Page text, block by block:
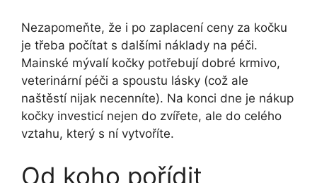
Nezapomeňte, že i po zaplacení ceny za kočku
je třeba počítat s dalšími náklady na péči.
Mainské mývalí kočky potřebují dobré krmivo,
veterinární péči a spoustu lásky (což ale
naštěstí nijak necenníte). Na konci dne je nákup
kočky investicí nejen do zvířete, ale do celého
vztahu, který s ní vytvoříte.
Od koho pořídit